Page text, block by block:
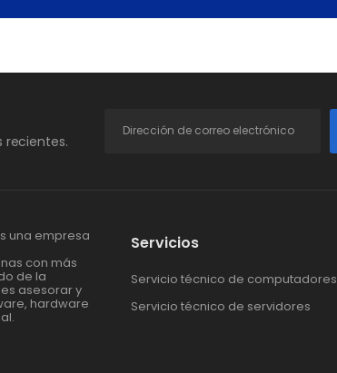
recientes.
una empresa
con más
de la
asesorar y
hardware
Servicios
Servicio técnico de computadores
Servicio técnico de servidores